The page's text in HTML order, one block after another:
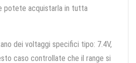
potete acquistarla in tutta
dei voltaggi specifici tipo: 7.4V,
caso controllate che il range si